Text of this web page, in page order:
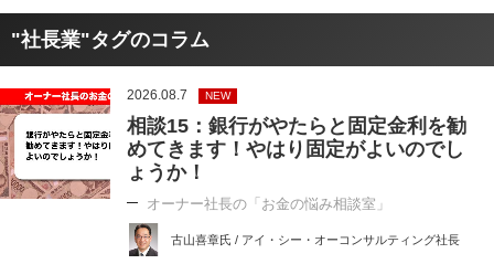
"社長業"タグのコラム
2026.08.7 NEW
相談15：銀行がやたらと固定金利を勧
めてきます！やはり固定がよいのでし
ょうか！
オーナー社長の「お金の悩み相談室」
古山喜章氏 / アイ・シー・オーコンサルティング社長